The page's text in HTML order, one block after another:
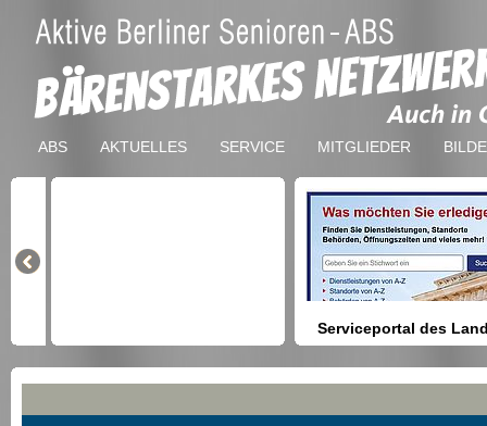
ABS AKTUELLES SERVICE MITGLIEDER
Serviceportal des
Berlin
Anmeldung bei Ämtern usw.